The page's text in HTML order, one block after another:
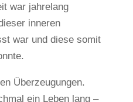
war jahrelang
inneren
war und diese somit
Überzeugungen.
ein Leben lang –